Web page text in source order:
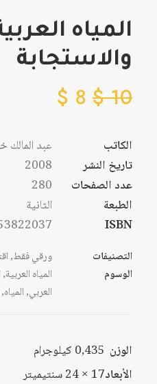
المياه
والاستجابة
10
$
8
$
الكاتب
عبد المالك
تاريخ النشر
2008
عدد الصفحات
280
الطبعة
الثانية
ISBN
التصنيفات ورقي فقط,
الوسوم
المياه العربية,
العربي,المياه,
الوزن 0,435 كيلوجرام
الأبعاد17 × 24 سنتيميتر